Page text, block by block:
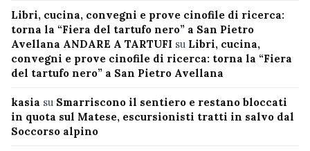
Libri, cucina, convegni e prove cinofile di ricerca:
torna la “Fiera del tartufo nero” a San Pietro
Avellana ANDARE A TARTUFI su Libri, cucina,
convegni e prove cinofile di ricerca: torna la “Fiera
del tartufo nero” a San Pietro Avellana
kasia su Smarriscono il sentiero e restano bloccati
in quota sul Matese, escursionisti tratti in salvo dal
Soccorso alpino